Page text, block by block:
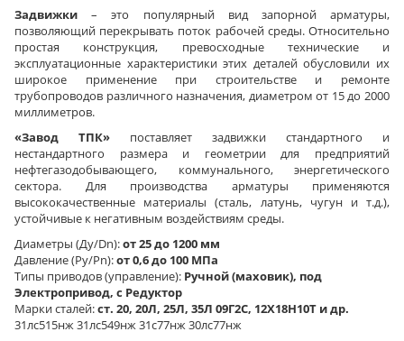
Задвижки – это популярный вид запорной арматуры,
позволяющий перекрывать поток рабочей среды. Относительно
простая конструкция, превосходные технические и
эксплуатационные характеристики этих деталей обусловили их
широкое применение при строительстве и ремонте
трубопроводов различного назначения, диаметром от 15 до 2000
миллиметров.
«Завод ТПК» поставляет
задвижки стандартного и
нестандартного размера и геометрии для предприятий
нефтегазодобывающего, коммунального, энергетического
сектора. Для производства арматуры применяются
высококачественные материалы (сталь, латунь, чугун и т.д.),
устойчивые к негативным воздействиям среды.
Диаметры (Ду/Dn):от 25 до 1200 мм
Давление (Ру/Pn):от 0,6 до 100 МПа
Типы приводов (управление): Ручной (маховик), под
Электропривод, с Редуктор
Марки сталей:ст. 20, 20Л, 25Л, 35Л 09Г2С, 12Х18Н10Т и др.
31лс515нж 31лс549нж 31с77нж 30лс77нж